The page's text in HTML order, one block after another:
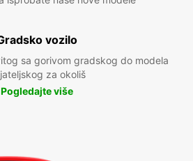
vozilo
sa gorivom gradskog do modela
za okoliš
Pogledajte više